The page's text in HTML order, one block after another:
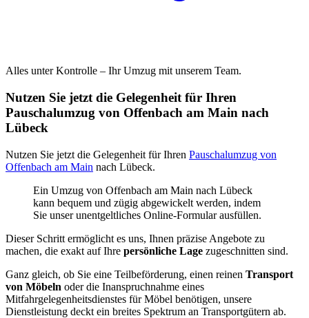
Alles unter Kontrolle – Ihr Umzug mit unserem Team.
Nutzen Sie jetzt die Gelegenheit für Ihren
Pauschalumzug von Offenbach am Main nach
Lübeck
Nutzen Sie jetzt die Gelegenheit für Ihren Pauschalumzug von
Offenbach am Main nach Lübeck.
Ein Umzug von Offenbach am Main nach Lübeck
kann bequem und zügig abgewickelt werden, indem
Sie unser unentgeltliches Online-Formular ausfüllen.
Dieser Schritt ermöglicht es uns, Ihnen präzise Angebote zu
machen, die exakt auf Ihre persönliche Lage zugeschnitten sind.
Ganz gleich, ob Sie eine Teilbeförderung, einen reinen Transport
von Möbeln oder die Inanspruchnahme eines
Mitfahrgelegenheitsdienstes für Möbel benötigen, unsere
Dienstleistung deckt ein breites Spektrum an Transportgütern ab.